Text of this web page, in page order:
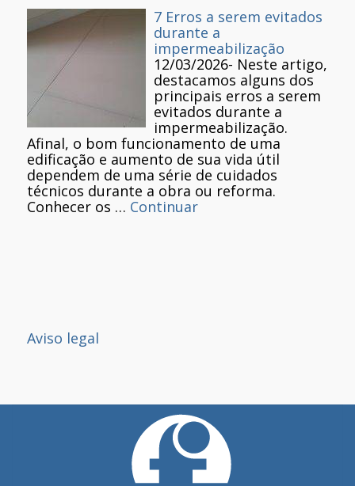
7 Erros a serem evitados
durante a
impermeabilização
12/03/2026- Neste artigo,
destacamos alguns dos
principais erros a serem
evitados durante a
impermeabilização.
Afinal, o bom funcionamento de uma
edificação e aumento de sua vida útil
dependem de uma série de cuidados
técnicos durante a obra ou reforma.
Conhecer os … Continuar
Aviso legal